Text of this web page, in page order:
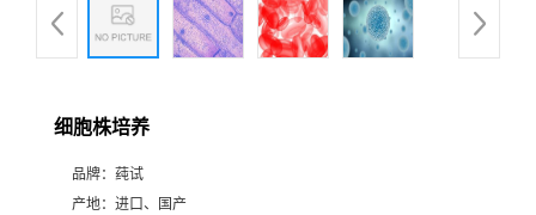
细胞株培养
品牌： 莼试
产地： 进口、国产